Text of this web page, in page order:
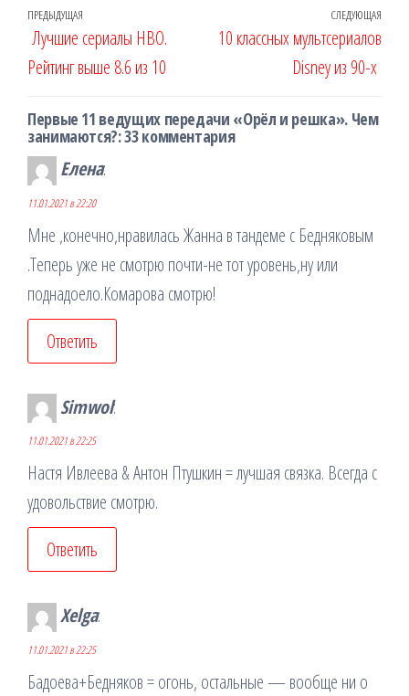
Навигация
по
записям
Предыдущая
запись
ПРЕДЫДУЩАЯ
Лучшие сериалы HBO.
Рейтинг выше 8.6 из 10
СЛЕДУЮЩАЯ
10 классных мультсериалов
Disney из 90-х
Первые 11 ведущих передачи «Орёл и решка». Чем
занимаются?: 33 комментария
Елена:
11.01.2021 в 22:20
Мне ,конечно,нравилась Жанна в тандеме с Бедняковым
.Теперь уже не смотрю почти-не тот уровень,ну или
поднадоело.Комарова смотрю!
Ответить
Simwol:
11.01.2021 в 22:25
Настя Ивлеева & Антон Птушкин = лучшая связка. Всегда с
удовольствие смотрю.
Ответить
Xelga:
11.01.2021 в 22:25
Бадоева+Бедняков = огонь, остальные — вообще ни о